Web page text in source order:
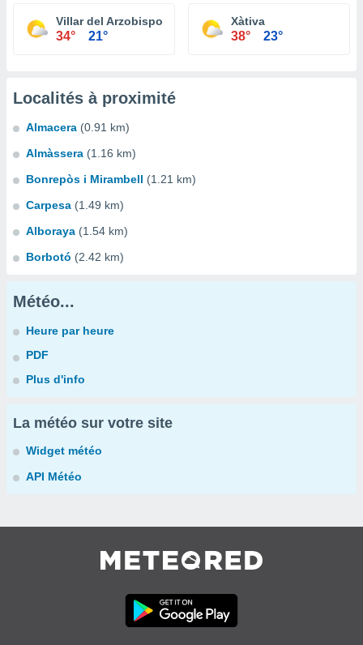
Villar del Arzobispo
34° 21°
Xàtiva
38° 23°
Localités à proximité
Almacera (0.91 km)
Almàssera (1.16 km)
Bonrepòs i Mirambell (1.21 km)
Carpesa (1.49 km)
Alboraya (1.54 km)
Borbotó (2.42 km)
Météo...
Heure par heure
PDF
Plus d'info
La météo sur votre site
Widget météo
API Météo